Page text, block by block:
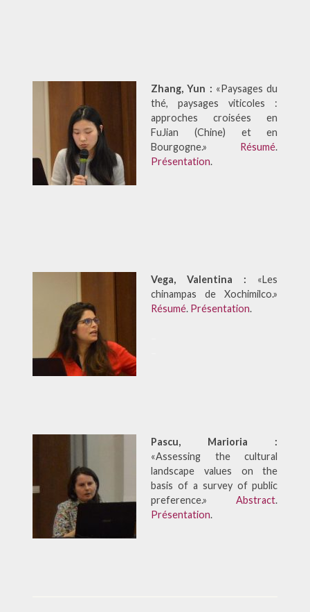
Zhang, Yun : «Paysages du
thé, paysages viticoles :
approches croisées en
FuJian (Chine) et en
Bourgogne.» Résumé.
Présentation.
Vega, Valentina : «Les
chinampas de Xochimilco.»
Résumé. Présentation.
Pascu, Marioria :
«Assessing the cultural
landscape values on the
basis of a survey of public
preference.»Abstract.
Présentation.